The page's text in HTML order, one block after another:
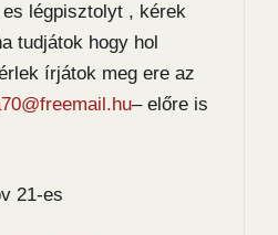
légpisztolyt , kérek
tudjátok hogy hol
írjátok meg ere az
– előre is
21-es